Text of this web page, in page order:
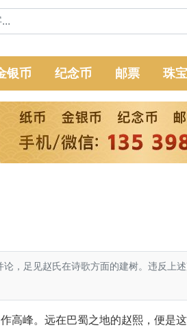
银币 纪念币 邮票 珠宝
，足见赵氏在诗歌方面的建树。违反上
峰。远在巴蜀之地的赵熙，便是